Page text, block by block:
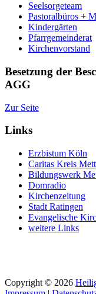
Seelsorgeteam
Pastoralbüros +
Kindergärten
Pfarrgemeinderat
Kirchenvorstand
Besetzung der
AGG
Zur Seite
Links
Erzbistum Köln
Caritas Kreis
Bildungswerk
Domradio
Kirchenzeitung
Stadt Ratingen
Evangelische
weitere Links
Copyright © 2026